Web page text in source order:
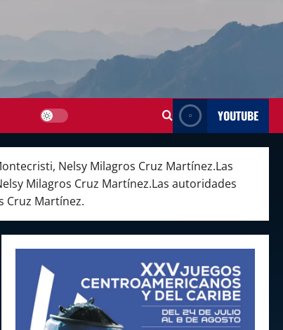
YOUTUBE
Nelsy Milagros Cruz Martínez.Las
Milagros Cruz Martínez.Las autoridades
Cruz Martínez.